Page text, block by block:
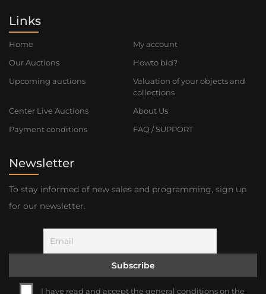
Links
Home
My account
Our Auctions
Howto bid?
Upcoming auctions
Valuation of your objects and
collections
Center Live Auctions
About Us
Payment conditions
FAQ / SUPPORT
Newsletter
To stay informed of new sales and programming, sign up
for our newsletter.
I have read and accept the general conditions on the